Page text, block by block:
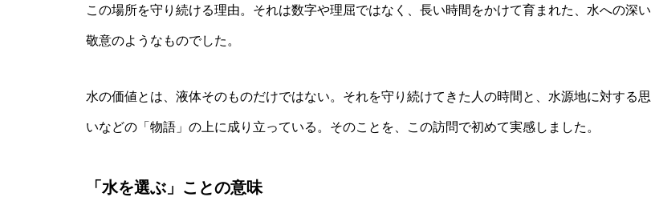
この場所を守り続ける理由。それは数字や理屈ではなく、長い時間をかけて育まれた、水への深い
敬意のようなものでした。
水の価値とは、液体そのものだけではない。それを守り続けてきた人の時間と、水源地に対する思
いなどの「物語」の上に成り立っている。そのことを、この訪問で初めて実感しました。
「水を選ぶ」ことの意味